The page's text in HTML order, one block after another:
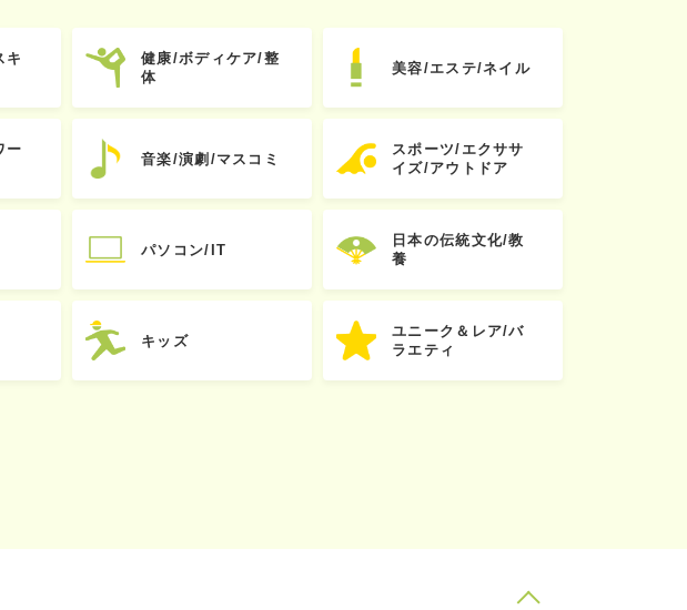
キ
健康/ボディケア/整
体
美容/エステ/ネイル
ー
音楽/演劇/マスコミ
スポーツ/エクササ
イズ/アウトドア
パソコン/IT
日本の伝統文化/教
養
キッズ
ユニーク＆レア/バ
ラエティ